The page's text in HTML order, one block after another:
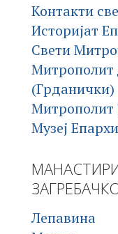
Контакти
Историјат
Свети
(Грданички)
Митрополит
Музеј
Лепавина